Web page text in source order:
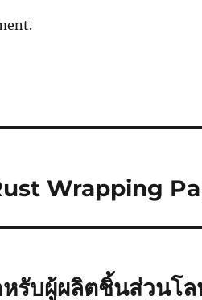
Wrapping
รับผู้ผลิตชิ้นส่วนโล